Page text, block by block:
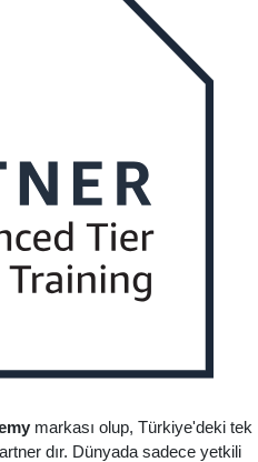
markası olup, Türkiye'deki tek
dır. Dünyada sadece yetkili